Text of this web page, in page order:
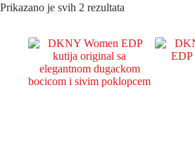
Prikazano je svih 2 rezultata